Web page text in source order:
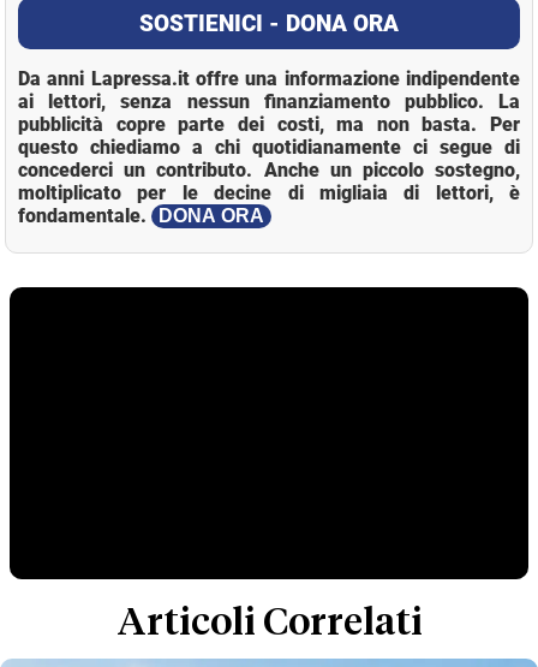
SOSTIENICI - DONA ORA
Da anni Lapressa.it offre una informazione indipendente
ai lettori, senza nessun finanziamento pubblico. La
pubblicità copre parte dei costi, ma non basta. Per
questo chiediamo a chi quotidianamente ci segue di
concederci un contributo. Anche un piccolo sostegno,
moltiplicato per le decine di migliaia di lettori, è
fondamentale.
DONA ORA
Articoli Correlati